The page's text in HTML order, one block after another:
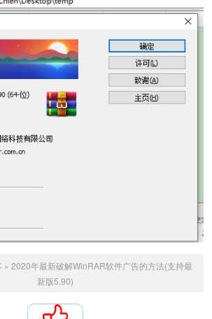
» 2020年最新破解WinRAR软件广告的方法(支持最
新版5.90)